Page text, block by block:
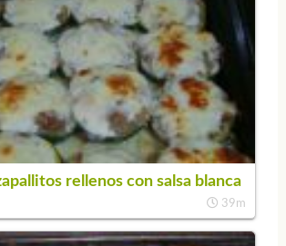
rellenos con salsa blanca
39m